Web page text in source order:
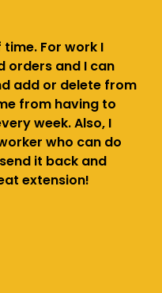
For work I
orders and I can
add or delete from
from having to
week. Also, I
who can do
it back and
extension!